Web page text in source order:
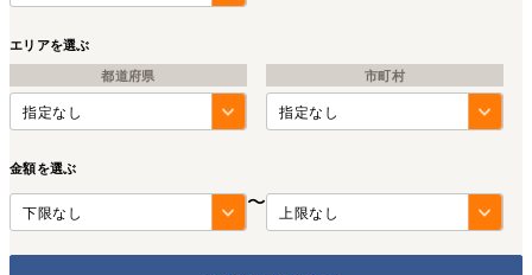
エリアを選ぶ
都道府県
市町村
金額を選ぶ
〜